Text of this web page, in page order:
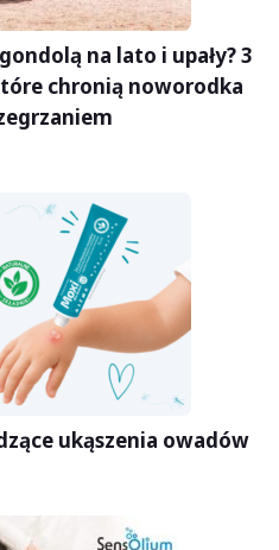
na lato i upały? 3
chronią noworodka
ukąszenia owadów